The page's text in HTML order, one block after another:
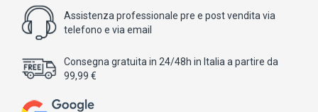
Assistenza professionale pre e post vendita via
telefono e via email
Consegna gratuita in 24/48h in Italia a partire da
99,99 €